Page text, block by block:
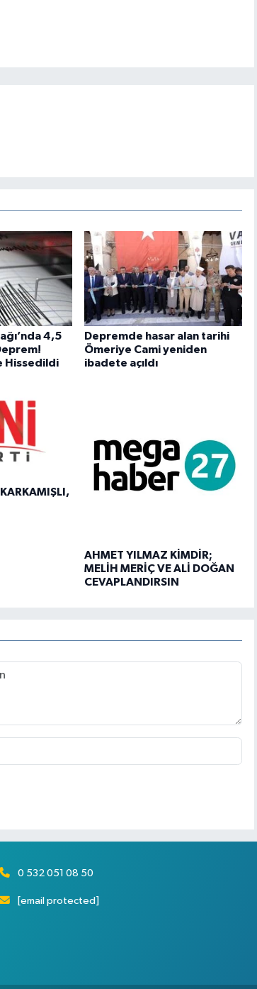
4,5
Hissedildi
Depremde hasar alan tarihi
Ömeriye Cami yeniden
ibadete açıldı
AHMET YILMAZ KİMDİR;
MELİH MERİÇ VE ALİ DOĞAN
CEVAPLANDIRSIN
0 532 051 08 50
[email protected]